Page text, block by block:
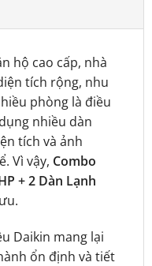
hộ cao cấp, nhà
tích rộng, nhu
phòng là điều
nhiều dàn
tích và ảnh
Vì vậy, Combo
+ 2 Dàn Lạnh
Daikin mang lại
ổn định và tiết